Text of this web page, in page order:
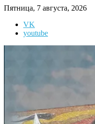
Перейти
содержимому
Пятница, 7 августа, 2026
VK
youtube